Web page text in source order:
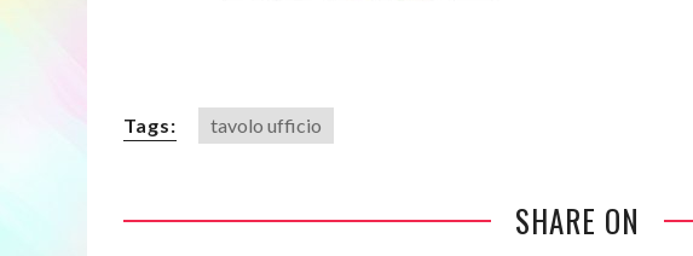
Tags: tavolo ufficio
SHARE ON